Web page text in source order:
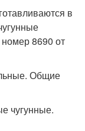
в
8690 от
Общие
чугунные.